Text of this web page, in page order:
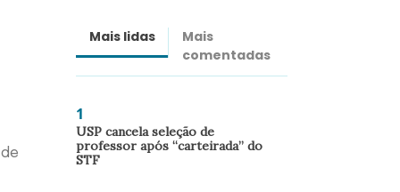
Mais lidas
Mais
comentadas
1
USP cancela seleção de
professor após “carteirada” do
STF